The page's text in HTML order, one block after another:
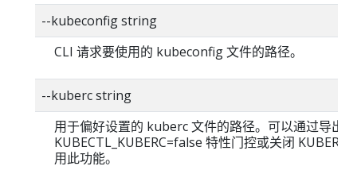
--kubeconfig string
CLI 请求要使用的 kubeconfig 文件的路径。
--kuberc string
用于偏好设置的 kuberc 文件的路径。可以通过导出
KUBECTL_KUBERC=false 特性门控或关闭
用此功能。